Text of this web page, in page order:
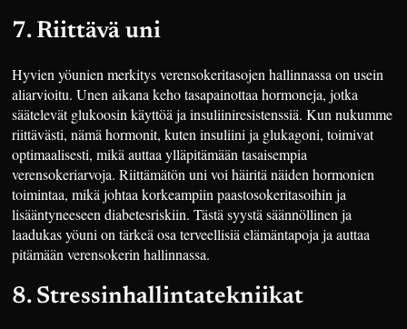
7. Riittävä uni
Hyvien yöunien merkitys verensokeritasojen hallinnassa on usein
aliarvioitu. Unen aikana keho tasapainottaa hormoneja, jotka
säätelevät glukoosin käyttöä ja insuliiniresistenssiä. Kun nukumme
riittävästi, nämä hormonit, kuten insuliini ja glukagoni, toimivat
optimaalisesti, mikä auttaa ylläpitämään tasaisempia
verensokeriarvoja. Riittämätön uni voi häiritä näiden hormonien
toimintaa, mikä johtaa korkeampiin paastosokeritasoihin ja
lisääntyneeseen diabetesriskiin. Tästä syystä säännöllinen ja
laadukas yöuni on tärkeä osa terveellisiä elämäntapoja ja auttaa
pitämään verensokerin hallinnassa.
8. Stressinhallintatekniikat